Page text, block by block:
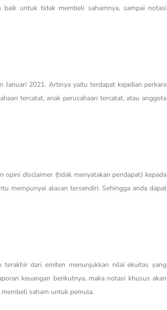
untuk tidak membeli sahamnya, sampai notasi
2021. Artinya yaitu terdapat kejadian perkara
tercatat, anak perusahaan tercatat, atau anggota
disclaimer (tidak menyatakan pendapat) kepada
mempunyai alasan tersendiri. Sehingga anda dapat
dari emiten menunjukkan nilai ekuitas yang
keuangan berikutnya, maka notasi khusus akan
saham untuk pemula.